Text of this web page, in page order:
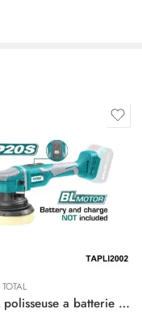
TOTAL
TOTAL polisseuse a batterie TAPLI2002